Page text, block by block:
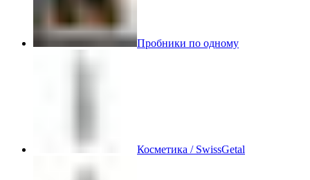
Пробники по одному
Косметика / SwissGetal